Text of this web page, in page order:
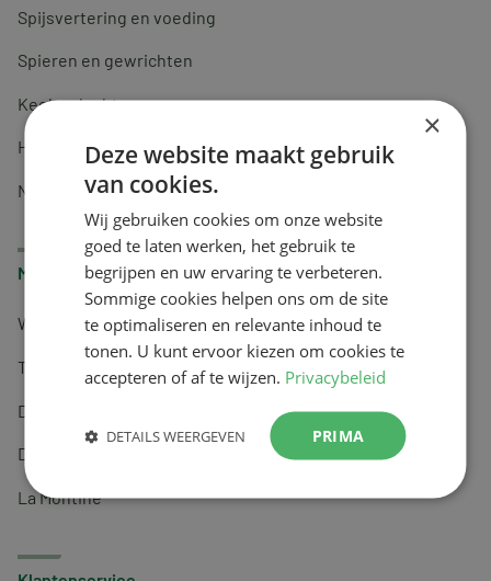
Spijsvertering en voeding
Spieren en gewrichten
Keel en luchtwegen
Huidverzorging
Nachtrust
Merken
Wapiti
Tai-Ginseng
Dermagíq
Draisma
La Montine
×
Deze website maakt gebruik
van cookies.
Wij gebruiken cookies om onze website
goed te laten werken, het gebruik te
begrijpen en uw ervaring te verbeteren.
Sommige cookies helpen ons om de site
te optimaliseren en relevante inhoud te
tonen. U kunt ervoor kiezen om cookies te
accepteren of af te wijzen. Privacybeleid
PRIMA
DETAILS WEERGEVEN